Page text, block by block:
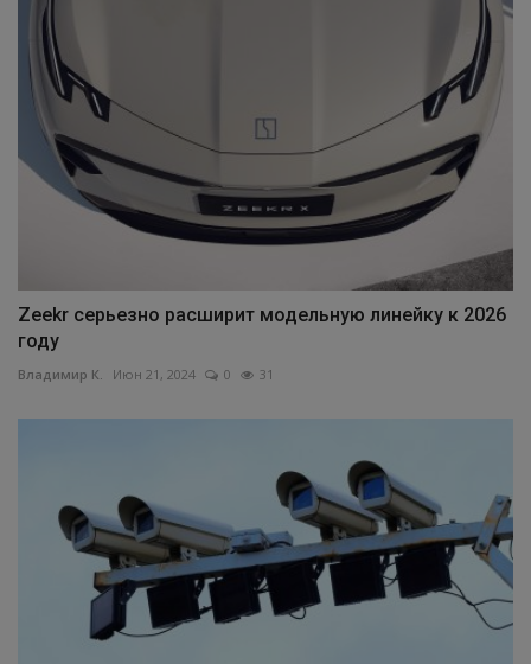
Zeekr серьезно расширит модельную линейку к 2026
году
Владимир К. Июн 21, 2024 0 31